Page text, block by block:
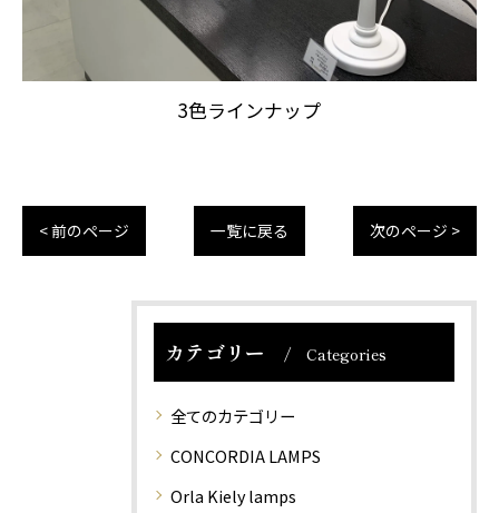
3色ラインナップ
< 前のページ 一覧に戻る 次のページ >
カテゴリー Categories
全てのカテゴリー
CONCORDIA LAMPS
Orla Kiely lamps